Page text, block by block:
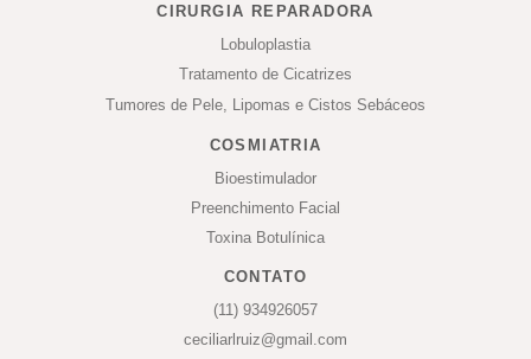
CIRURGIA REPARADORA
Lobuloplastia
Tratamento de Cicatrizes
Tumores de Pele, Lipomas e Cistos Sebáceos
COSMIATRIA
Bioestimulador
Preenchimento Facial
Toxina Botulínica
CONTATO
(11) 934926057
ceciliarlruiz@gmail.com